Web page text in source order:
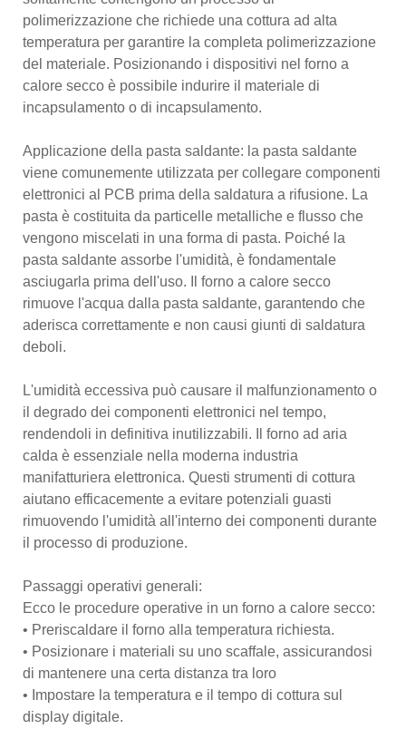
polimerizzazione che richiede una cottura ad alta
temperatura per garantire la completa polimerizzazione
del materiale. Posizionando i dispositivi nel forno a
calore secco è possibile indurire il materiale di
incapsulamento o di incapsulamento.
Applicazione della pasta saldante: la pasta saldante
viene comunemente utilizzata per collegare componenti
elettronici al PCB prima della saldatura a rifusione. La
pasta è costituita da particelle metalliche e flusso che
vengono miscelati in una forma di pasta. Poiché la
pasta saldante assorbe l'umidità, è fondamentale
asciugarla prima dell'uso. Il forno a calore secco
rimuove l'acqua dalla pasta saldante, garantendo che
aderisca correttamente e non causi giunti di saldatura
deboli.
L'umidità eccessiva può causare il malfunzionamento o
il degrado dei componenti elettronici nel tempo,
rendendoli in definitiva inutilizzabili. Il forno ad aria
calda è essenziale nella moderna industria
manifatturiera elettronica. Questi strumenti di cottura
aiutano efficacemente a evitare potenziali guasti
rimuovendo l'umidità all'interno dei componenti durante
il processo di produzione.
Passaggi operativi generali:
Ecco le procedure operative in un forno a calore secco:
• Preriscaldare il forno alla temperatura richiesta.
• Posizionare i materiali su uno scaffale, assicurandosi
di mantenere una certa distanza tra loro
• Impostare la temperatura e il tempo di cottura sul
display digitale.